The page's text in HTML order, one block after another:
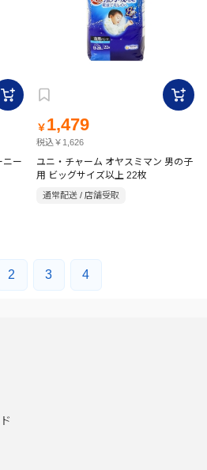
ニー
￥ 1,479
税込￥1,626
ユニ・チャーム オヤスミマン 男の子
用 ビッグサイズ以上 22枚
通常配送 / 店舗受取
2 3 4